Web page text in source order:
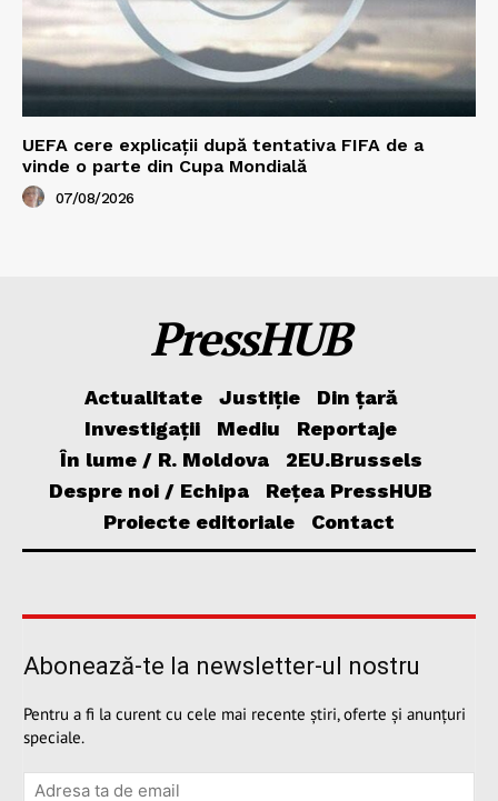
UEFA cere explicații după tentativa FIFA de a
vinde o parte din Cupa Mondială
07/08/2026
PressHUB
Actualitate Justiție
Din țară
Investigații
Mediu
Reportaje
În lume / R. Moldova
2EU.Brussels
Despre noi / Echipa
Rețea PressHUB
Proiecte editoriale
Contact
Abonează-te la newsletter-ul nostru
Pentru a fi la curent cu cele mai recente știri, oferte și anunțuri
speciale.